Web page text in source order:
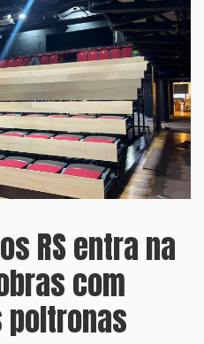
RS entra na
com